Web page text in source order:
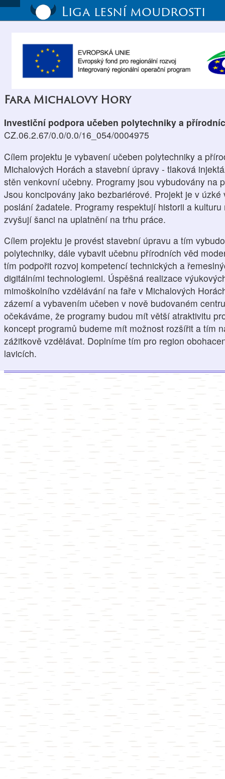
Liga lesní moudrosti
Fara Michalovy Hory
Investiční podpora učeben polytechniky a
CZ.06.2.67/0.0/0.0/16_054/0004975
Cílem projektu je vybavení učeben polytechniky a
Michalových Horách a stavební úpravy - tlaková
stěn venkovní učebny. Programy jsou vybudovány na
Jsou koncipovány jako bezbariérové. Projekt je v
poslání žadatele. Programy respektují historii a
zvyšují šanci na uplatnění na trhu práce.
Cílem projektu je provést stavební úpravu a tím
polytechniky, dále vybavit učebnu přírodních věd
tím podpořit rozvoj kompetencí technických a
digitálními technologiemi. Úspěšná realizace
mimoškolního vzdělávání na faře v Michalových
zázemí a vybavením učeben v nově budovaném
očekáváme, že programy budou mít větší atraktivitu
koncept programů budeme mít možnost rozšířit a tím
zážitkově vzdělávat. Doplníme tím pro region
lavicích.